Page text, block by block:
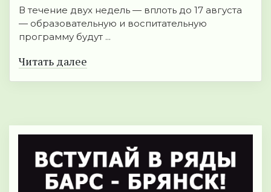
В течение двух недель — вплоть до 17 августа
— образовательную и воспитательную
программу будут ...
Читать далее